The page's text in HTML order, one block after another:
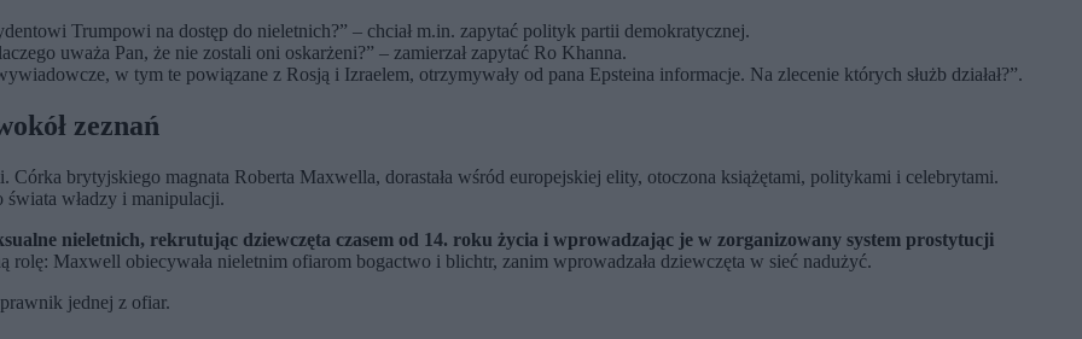
Trumpowi na dostęp do nieletnich?” – chciał m.in. zapytać polityk partii demokratycznej.
uważa Pan, że nie zostali oni oskarżeni?” – zamierzał zapytać Ro Khanna.
w tym te powiązane z Rosją i Izraelem, otrzymywały od pana Epsteina informacje. Na zlecenie których służb działał?”.
zeznań
brytyjskiego magnata Roberta Maxwella, dorastała wśród europejskiej elity, otoczona książętami, politykami i celebrytami.
świata władzy i manipulacji.
nieletnich, rekrutując dziewczęta czasem od 14. roku życia i wprowadzając je w zorganizowany system prostytucji
Maxwell obiecywała nieletnim ofiarom bogactwo i blichtr, zanim wprowadzała dziewczęta w sieć nadużyć.
jednej z ofiar.